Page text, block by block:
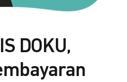
DOKU,